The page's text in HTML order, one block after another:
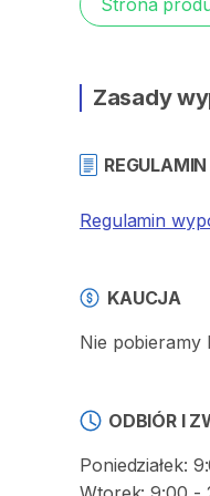
Strona
Zasady
REGULAMIN
Regulamin
KAUCJA
Nie pobieramy
ODBIÓR I
Poniedziałek: